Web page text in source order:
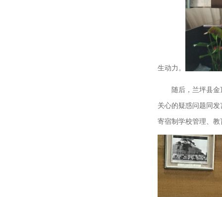
生动力。
随后，兰坪县
关心的疑惑问题同
寄宿制学校管理、